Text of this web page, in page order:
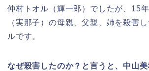
仲村トオル（輝一郎）でしたが、15
（実那子）の母親、父親、姉を殺害
ルです。
なぜ殺害したのか？と言うと、中山